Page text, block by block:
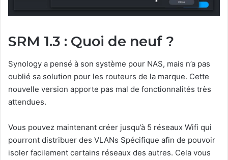
SRM 1.3 : Quoi de neuf ?
Synology a pensé à son système pour NAS, mais n’a pas
oublié sa solution pour les routeurs de la marque. Cette
nouvelle version apporte pas mal de fonctionnalités très
attendues.
Vous pouvez maintenant créer jusqu’à 5 réseaux Wifi qui
pourront distribuer des VLANs Spécifique afin de pouvoir
isoler facilement certains réseaux des autres. Cela vous